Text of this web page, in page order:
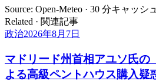
Source: Open-Meteo · 30 分キャッシュ
Related · 関連記事
政治2026年8月7日
マドリード州首相アユソ氏
よる高級ペントハウス購入疑